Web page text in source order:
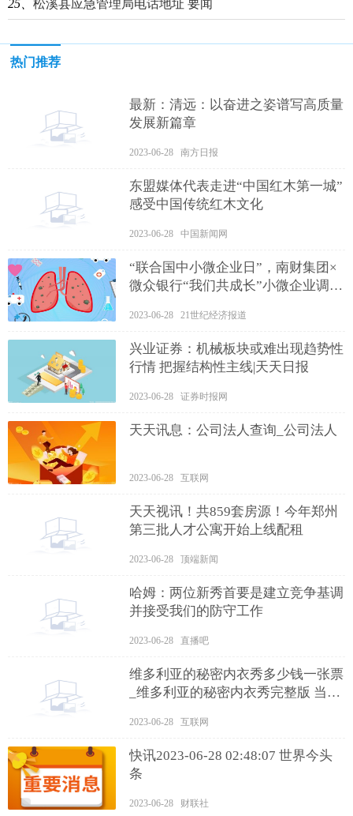
25、 松溪县应急管理局电话地址 要闻
热门推荐
最新：清远：以奋进之姿谱写高质量
发展新篇章
2023-06-28 南方日报
东盟媒体代表走进“中国红木第一城”
感受中国传统红木文化
2023-06-28 中国新闻网
“联合国中小微企业日”，南财集团×
微众银行“我们共成长”小微企业调研
2023-06-28 21世纪经济报道
兴业证券：机械板块或难出现趋势性
行情 把握结构性主线|天天日报
2023-06-28 证券时报网
天天讯息：公司法人查询_公司法人
2023-06-28 互联网
天天视讯！共859套房源！今年郑州
第三批人才公寓开始上线配租
2023-06-28 顶端新闻
哈姆：两位新秀首要是建立竞争基调
并接受我们的防守工作
2023-06-28 直播吧
维多利亚的秘密内衣秀多少钱一张票
_维多利亚的秘密内衣秀完整版 当前
2023-06-28 互联网
快讯2023-06-28 02:48:07 世界今头
条
2023-06-28 财联社